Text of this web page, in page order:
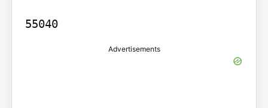
55040
Advertisements